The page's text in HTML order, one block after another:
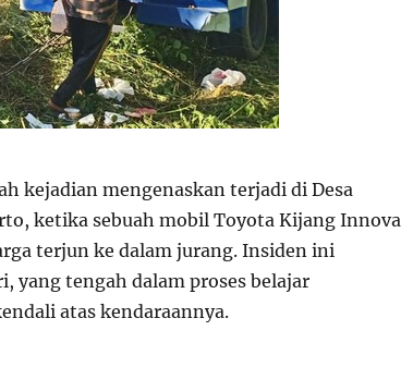
kejadian mengenaskan terjadi di Desa
ketika sebuah mobil Toyota Kijang Innova
terjun ke dalam jurang. Insiden ini
yang tengah dalam proses belajar
atas kendaraannya.